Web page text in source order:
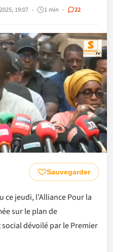
19:07 1 min 22
Sauvegarder
ce jeudi, l’Alliance Pour la
sur le plan de
dévoilé par le Premier